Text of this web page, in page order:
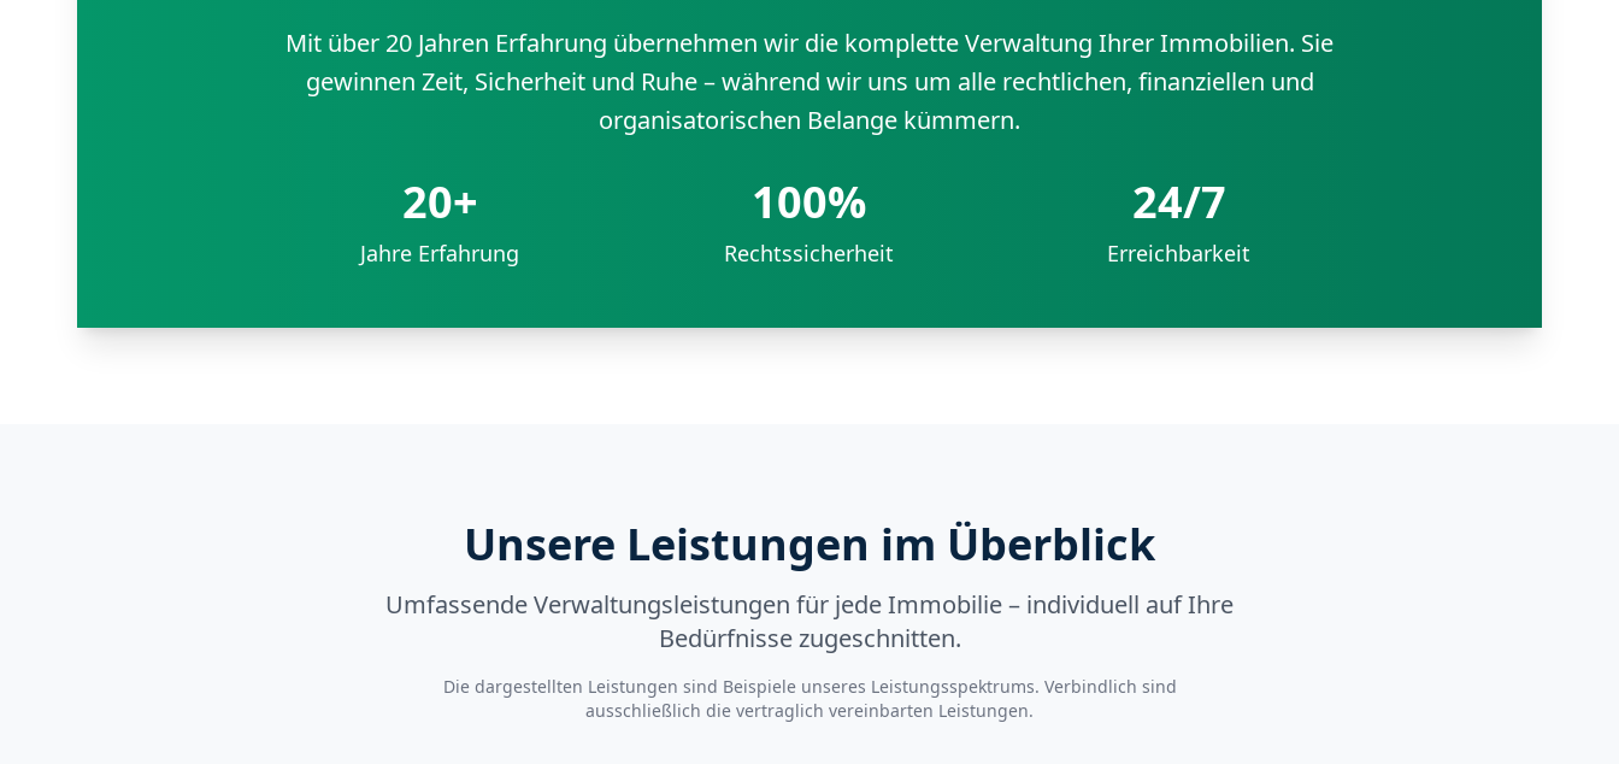
Mit über 20 Jahren Erfahrung übernehmen wir die komplette Verwaltung Ihrer Immobilien. Sie
gewinnen Zeit, Sicherheit und Ruhe – während wir uns um alle rechtlichen, finanziellen und
organisatorischen Belange kümmern.
20+
Jahre Erfahrung
100%
Rechtssicherheit
24/7
Erreichbarkeit
Unsere Leistungen im Überblick
Umfassende Verwaltungsleistungen für jede Immobilie – individuell auf Ihre
Bedürfnisse zugeschnitten.
Die dargestellten Leistungen sind Beispiele unseres Leistungsspektrums. Verbindlich sind
ausschließlich die vertraglich vereinbarten Leistungen.